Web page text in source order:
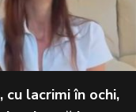
lacrimi în ochi,